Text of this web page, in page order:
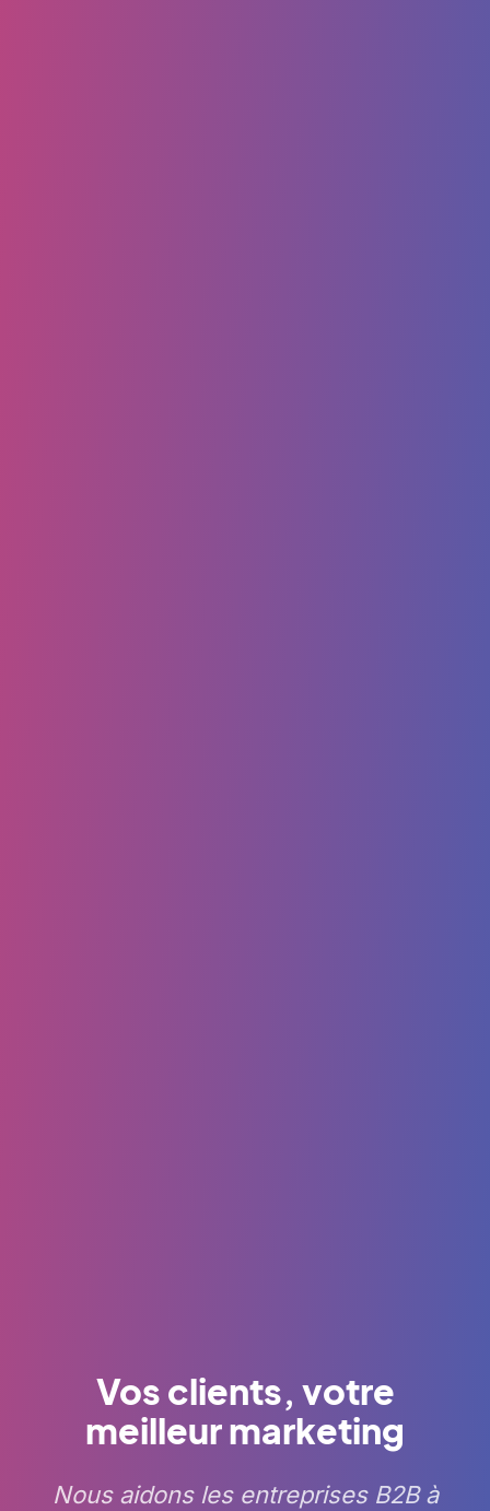
Vos clients, votre
meilleur marketing
Nous aidons les entreprises B2B à